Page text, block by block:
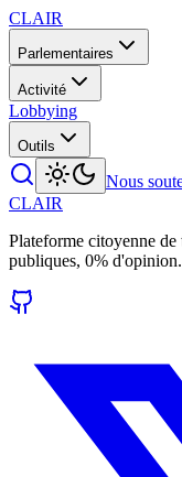
CLAIR
Parlementaires
Activité
Lobbying
Outils
Nous
CLAIR
Plateforme citoyenne
publiques, 0% d'opinion.